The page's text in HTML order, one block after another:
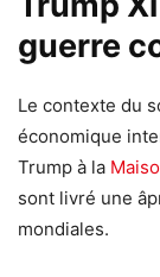
guerre
Le contexte du
économique
Trump à la
sont livré une
mondiales.